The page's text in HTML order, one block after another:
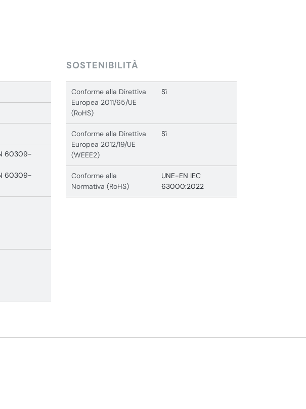
60309-
60309-
SOSTENIBILITÀ
Conforme alla Direttiva
Europea 2011/65/UE
(RoHS)
Sì
Conforme alla Direttiva
Europea 2012/19/UE
(WEEE2)
Sì
Conforme alla
Normativa (RoHS)
UNE-EN IEC
63000:2022